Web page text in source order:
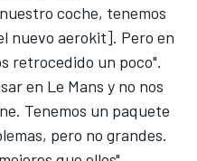
coche, tenemos
nuevo aerokit]. Pero en
retrocedido un poco".
en Le Mans y no nos
Tenemos un paquete
pero no grandes.